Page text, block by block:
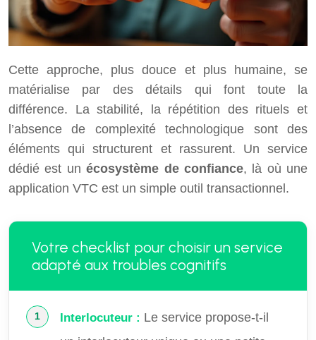
Cette approche, plus douce et plus humaine, se
matérialise par des détails qui font toute la
différence. La stabilité, la répétition des rituels et
l’absence de complexité technologique sont des
éléments qui structurent et rassurent. Un service
dédié est unécosystème de confiance, là où une
application VTC est un simple outil transactionnel.
Votre checklist pour choisir un service
adapté aux troubles cognitifs
Interlocuteur : Le service propose-t-il